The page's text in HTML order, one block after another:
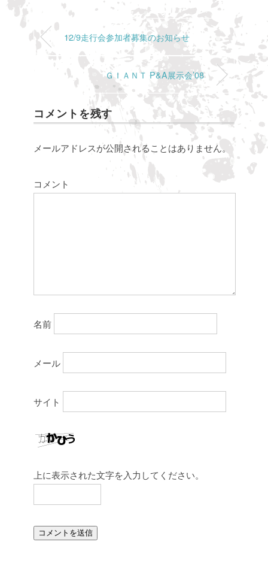
12/9走行会参加者募集のお知らせ
ＧＩＡＮＴ P&A展示会’08
コメントを残す
メールアドレスが公開されることはありません。
コメント
名前
メール
サイト
上に表示された文字を入力してください。